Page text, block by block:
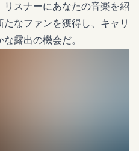
スナーにあなたの音楽を紹
なファンを獲得し、キャリ
露出の機会だ。